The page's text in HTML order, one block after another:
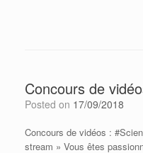
Concours de
Posted on 17/09/2018
Concours de vidéos :
stream » Vous êtes